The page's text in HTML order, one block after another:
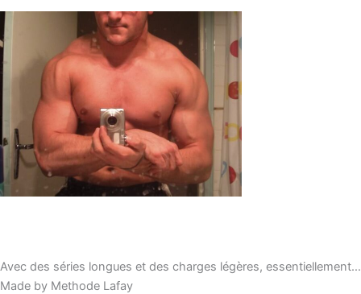
Avec des séries longues et des charges légères, essentiellement…
Made by Methode Lafay